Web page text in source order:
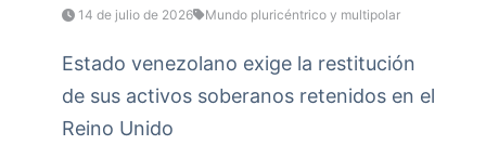
14 de julio de 2026 Mundo pluricéntrico y multipolar
Estado venezolano exige la restitución
de sus activos soberanos retenidos en el
Reino Unido